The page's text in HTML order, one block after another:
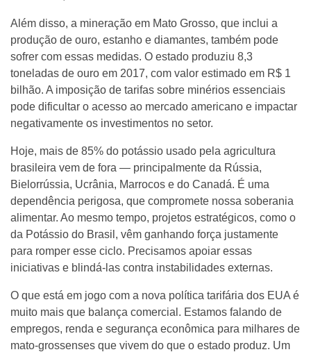
Além disso, a mineração em Mato Grosso, que inclui a
produção de ouro, estanho e diamantes, também pode
sofrer com essas medidas. O estado produziu 8,3
toneladas de ouro em 2017, com valor estimado em R$ 1
bilhão. A imposição de tarifas sobre minérios essenciais
pode dificultar o acesso ao mercado americano e impactar
negativamente os investimentos no setor.
Hoje, mais de 85% do potássio usado pela agricultura
brasileira vem de fora — principalmente da Rússia,
Bielorrússia, Ucrânia, Marrocos e do Canadá. É uma
dependência perigosa, que compromete nossa soberania
alimentar. Ao mesmo tempo, projetos estratégicos, como o
da Potássio do Brasil, vêm ganhando força justamente
para romper esse ciclo. Precisamos apoiar essas
iniciativas e blindá-las contra instabilidades externas.
O que está em jogo com a nova política tarifária dos EUA é
muito mais que balança comercial. Estamos falando de
empregos, renda e segurança econômica para milhares de
mato-grossenses que vivem do que o estado produz. Um